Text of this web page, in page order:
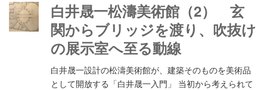
白井晟一松濤美術館（2） 玄
関からブリッジを渡り、吹抜け
の展示室へ至る動線
白井晟一設計の松濤美術館が、建築そのものを美術品
として開放する「白井晟一入門」 当初から考えられて